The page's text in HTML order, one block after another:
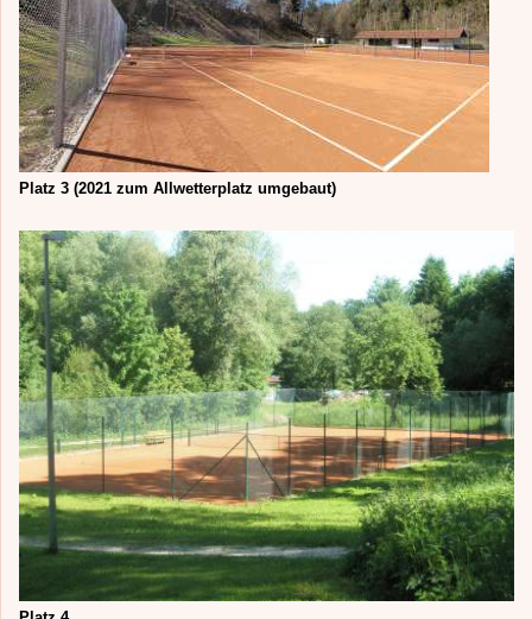
Platz 3 (2021 zum Allwetterplatz umgebaut)